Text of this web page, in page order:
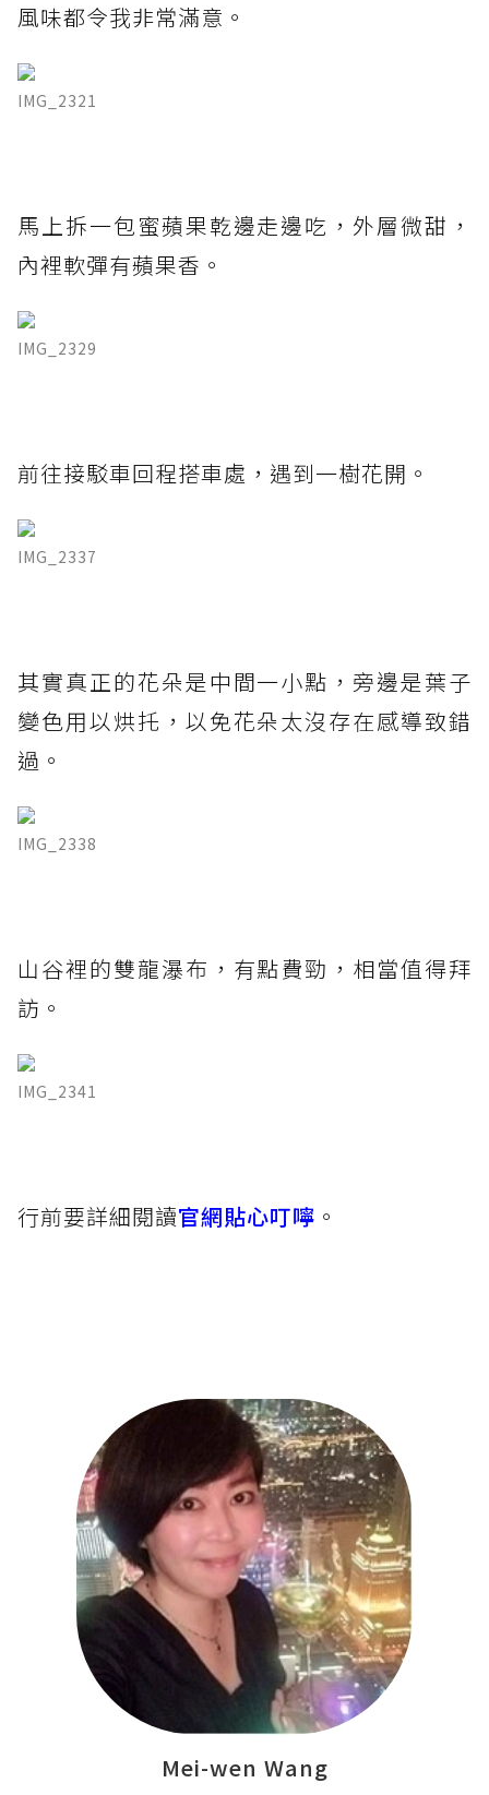
風味都令我非常滿意。
IMG_2321
馬上拆一包蜜蘋果乾邊走邊吃，外層微甜，
內裡軟彈有蘋果香。
IMG_2329
前往接駁車回程搭車處，遇到一樹花開。
IMG_2337
其實真正的花朵是中間一小點，旁邊是葉子
變色用以烘托，以免花朵太沒存在感導致錯
過。
IMG_2338
山谷裡的雙龍瀑布，有點費勁，相當值得拜
訪。
IMG_2341
行前要詳細閱讀官網貼心叮嚀 。
Mei-wen Wang